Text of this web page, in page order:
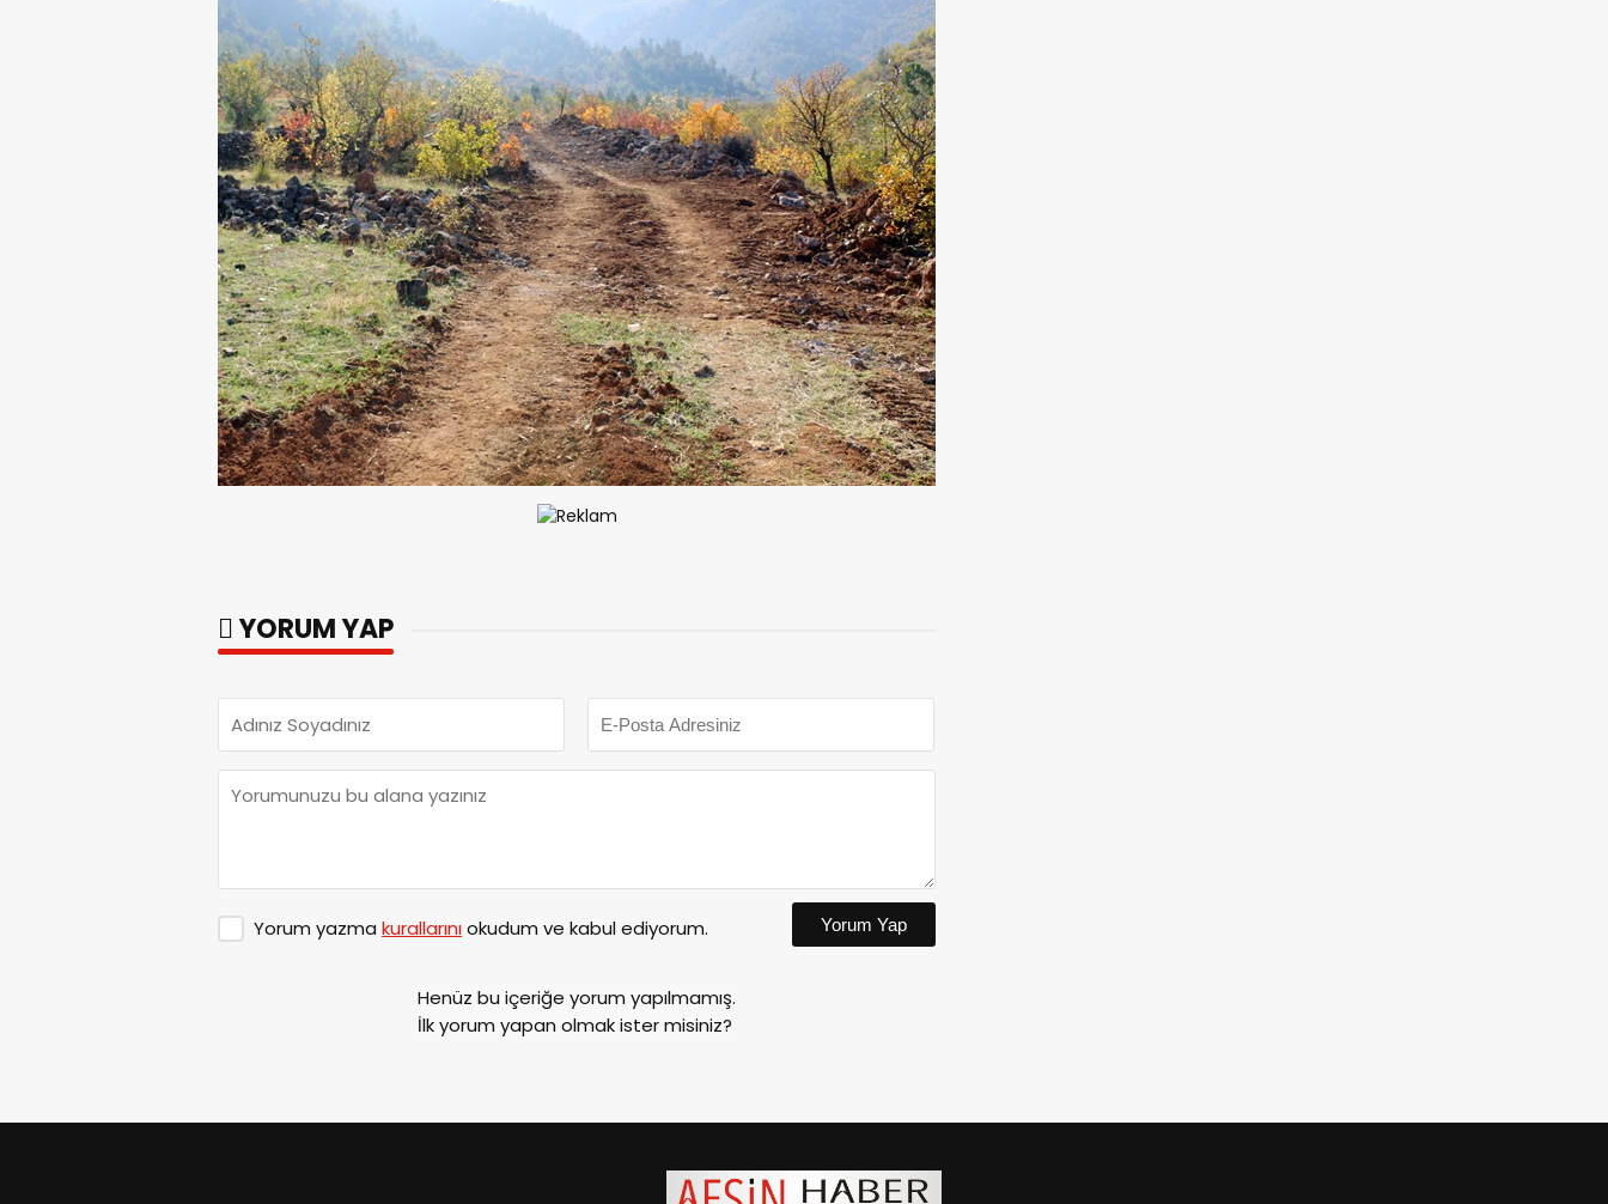
YORUM YAP
Yorum yazma kurallarınıokudum ve kabul ediyorum. Yorum Yap
Henüz bu içeriğe yorum yapılmamış.
İlk yorum yapan olmak ister misiniz?